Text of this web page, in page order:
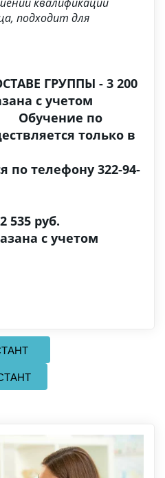
подходит для
ГРУППЫ - 3 200
с учетом
по
только в
группы.
телефону 322-94-
- 2 535 руб.
с учетом